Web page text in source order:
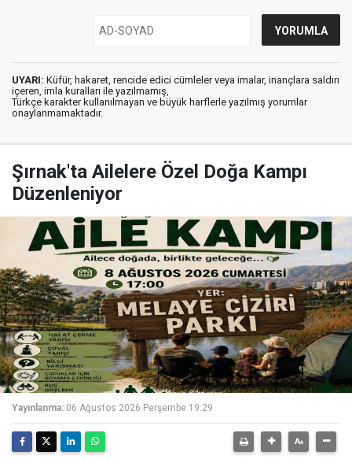
UYARI: Küfür, hakaret, rencide edici cümleler veya imalar, inançlara saldırı
içeren, imla kuralları ile yazılmamış,
Türkçe karakter kullanılmayan ve büyük harflerle yazılmış yorumlar
onaylanmamaktadır.
Şırnak'ta Ailelere Özel Doğa Kampı
Düzenleniyor
Yayınlanma: 06 Ağustos 2026 Perşembe 19:29